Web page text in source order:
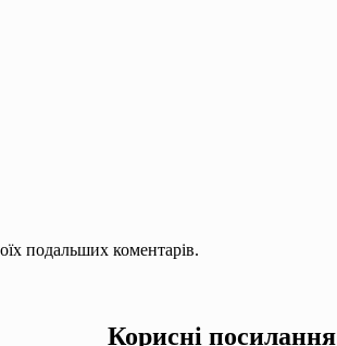
подальших коментарів.
Корисні посилання